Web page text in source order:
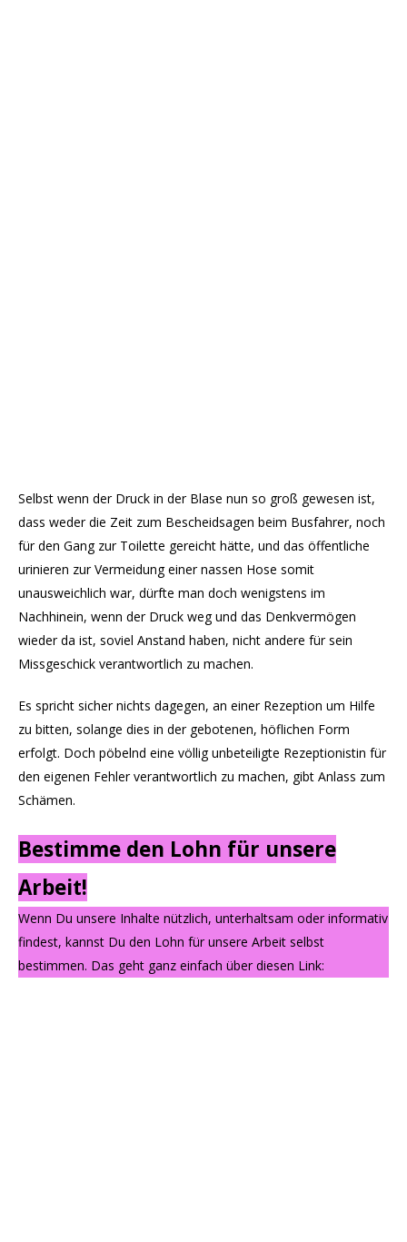
Selbst wenn der Druck in der Blase nun so groß gewesen ist,
dass weder die Zeit zum Bescheidsagen beim Busfahrer, noch
für den Gang zur Toilette gereicht hätte, und das öffentliche
urinieren zur Vermeidung einer nassen Hose somit
unausweichlich war, dürfte man doch wenigstens im
Nachhinein, wenn der Druck weg und das Denkvermögen
wieder da ist, soviel Anstand haben, nicht andere für sein
Missgeschick verantwortlich zu machen.
Es spricht sicher nichts dagegen, an einer Rezeption um Hilfe
zu bitten, solange dies in der gebotenen, höflichen Form
erfolgt. Doch pöbelnd eine völlig unbeteiligte Rezeptionistin für
den eigenen Fehler verantwortlich zu machen, gibt Anlass zum
Schämen.
Bestimme den Lohn für unsere
Arbeit!
Wenn Du unsere Inhalte nützlich, unterhaltsam oder informativ
findest, kannst Du den Lohn für unsere Arbeit selbst
bestimmen. Das geht ganz einfach über diesen Link: